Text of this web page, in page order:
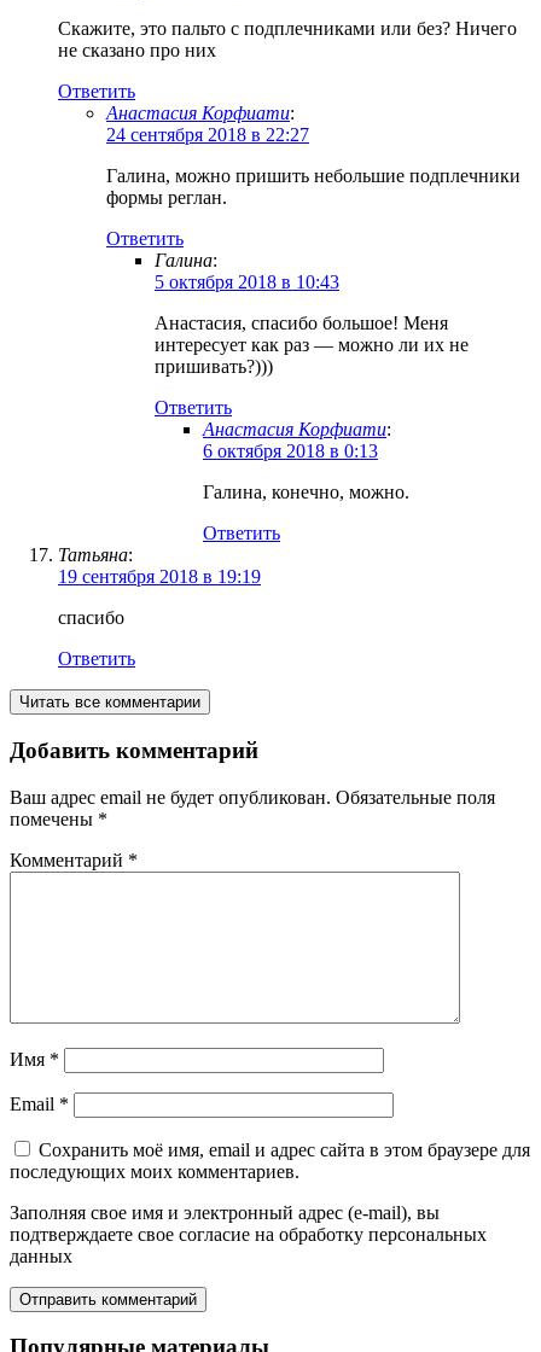
Скажите, это пальто с подплечниками или без? Ничего
не сказано про них
Ответить
Анастасия Корфиати:
24 сентября 2018 в 22:27
Галина, можно пришить небольшие подплечники
формы реглан.
Ответить
Галина:
5 октября 2018 в 10:43
Анастасия, спасибо большое! Меня
интересует как раз — можно ли их не
пришивать?)))
Ответить
Анастасия Корфиати:
6 октября 2018 в 0:13
Галина, конечно, можно.
Ответить
Татьяна:
19 сентября 2018 в 19:19
спасибо
Ответить
Читать все комментарии
Добавить комментарий
Ваш адрес email не будет опубликован. Обязательные поля
помечены *
Комментарий *
Имя *
Email *
Сохранить моё имя, email и адрес сайта в этом браузере для
последующих моих комментариев.
Заполняя свое имя и электронный адрес (e-mail), вы
подтверждаете свое согласие на обработку персональных
данных
Популярные материалы